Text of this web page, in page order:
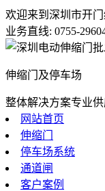
欢迎来到深圳市开门
业务直线: 0755-
伸缩门及停车场
整体解决方案专业
网站首页
伸缩门
停车场系统
通道闸
客户案例